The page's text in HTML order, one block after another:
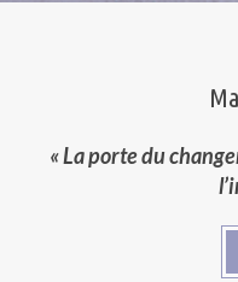
« La porte du